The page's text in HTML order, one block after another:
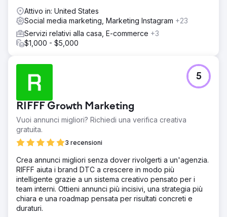
Attivo in: United States
Social media marketing, Marketing Instagram +23
Servizi relativi alla casa, E-commerce +3
$1,000 - $5,000
RIFFF Growth Marketing
Vuoi annunci migliori? Richiedi una verifica creativa
gratuita.
3 recensioni
5
Crea annunci migliori senza dover rivolgerti a un'agenzia.
RIFFF aiuta i brand DTC a crescere in modo più
intelligente grazie a un sistema creativo pensato per i
team interni. Ottieni annunci più incisivi, una strategia più
chiara e una roadmap pensata per risultati concreti e
duraturi.